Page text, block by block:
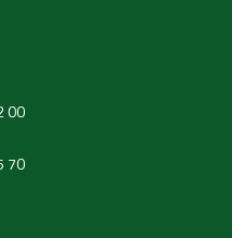
00
70